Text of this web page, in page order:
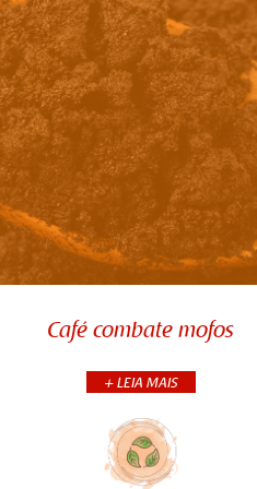
Café combate mofos
+ LEIA MAIS
Café combate mofos
Combater mofo em
um simples sachê com uma
mas lembre-se de ter certeza
+CONTINUA
COMPARTILHE: